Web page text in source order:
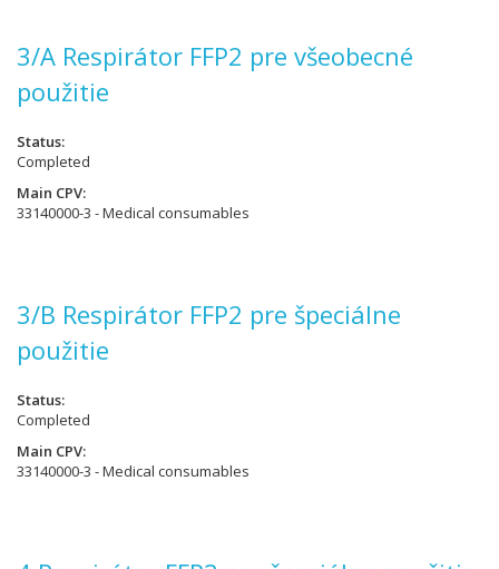
3/A Respirátor FFP2 pre všeobecné
použitie
Status
Completed
Main CPV
33140000-3 - Medical consumables
3/B Respirátor FFP2 pre špeciálne
použitie
Status
Completed
Main CPV
33140000-3 - Medical consumables